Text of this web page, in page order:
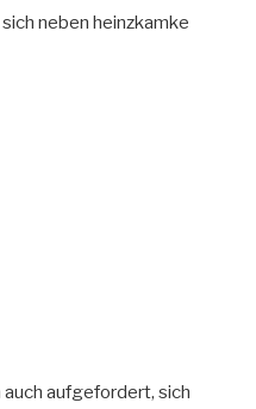
neben heinzkamke
auch aufgefordert, sich